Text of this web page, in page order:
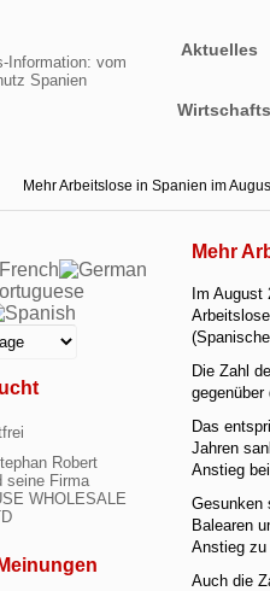
Aktuelles
Mehr Arbeitslose in Spanien im
Robert
seine Firma
WHOLESALE
Mehr
Im
Die Zahl
Das
Jahren
Anstieg
Gesunken
Balearen
Anstieg
Auch die